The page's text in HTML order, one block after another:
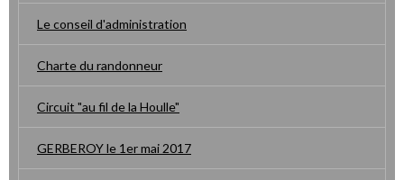
Le conseil d'administration
Charte du randonneur
Circuit "au fil de la Houlle"
GERBEROY le 1er mai 2017